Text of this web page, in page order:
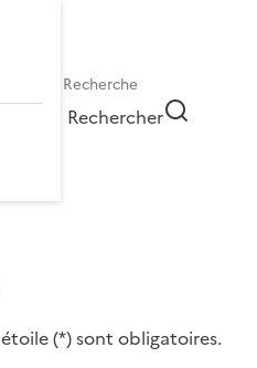
Rechercher
(*) sont obligatoires.